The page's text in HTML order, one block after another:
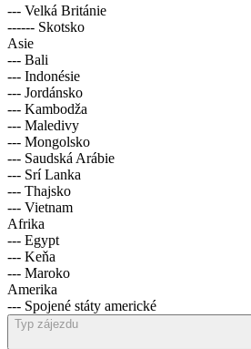
--- Velká Británie
------ Skotsko
Asie
--- Bali
--- Indonésie
--- Jordánsko
--- Kambodža
--- Maledivy
--- Mongolsko
--- Saudská Arábie
--- Srí Lanka
--- Thajsko
--- Vietnam
Afrika
--- Egypt
--- Keňa
--- Maroko
Amerika
--- Spojené státy americké
Typ zájezdu